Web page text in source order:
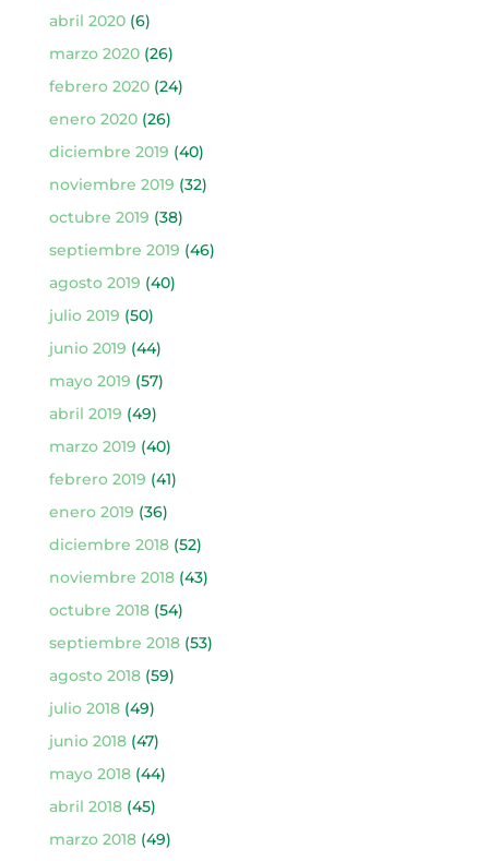
abril 2020(6)
marzo 2020(26)
febrero 2020(24)
enero 2020(26)
diciembre 2019 (40)
noviembre 2019 (32)
octubre 2019 (38)
septiembre 2019 (46)
agosto 2019 (40)
julio 2019 (50)
junio 2019 (44)
mayo 2019 (57)
abril 2019 (49)
marzo 2019 (40)
febrero 2019 (41)
enero 2019 (36)
diciembre 2018(52)
noviembre 2018(43)
octubre 2018(54)
septiembre 2018(53)
agosto 2018(59)
julio 2018(49)
junio 2018(47)
mayo 2018(44)
abril 2018(45)
marzo 2018(49)